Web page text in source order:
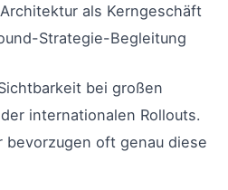
als Kerngeschäft
Strategie-Begleitung
bei großen
internationalen Rollouts.
oft genau diese